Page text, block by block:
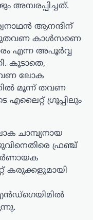
അമ്പരപ്പിച്ചത്.
ആനന്ദിന്
കാൾസണെ
എന്ന അപൂർവ്വ
കൂടാതെ,
ലോക
മൂന്ന് തവണ
എലൈറ്റ് ഗ്രൂപ്പിലും
ചാമ്പ്യനായ
ഫ്രഞ്ച്
കരുക്കളുമായി